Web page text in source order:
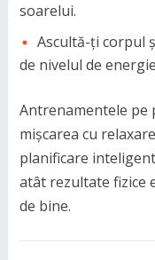
soarelui.
Ascultă-ți corpul
de nivelul de
Antrenamentele pe
mișcarea cu
planificare
atât rezultate fizice
de bine.